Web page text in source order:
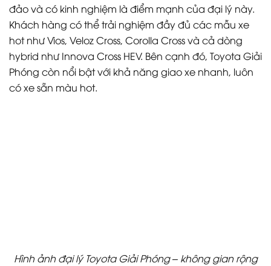
đảo và có kinh nghiệm là điểm mạnh của đại lý này.
Khách hàng có thể trải nghiệm đầy đủ các mẫu xe
hot như Vios, Veloz Cross, Corolla Cross và cả dòng
hybrid như Innova Cross HEV. Bên cạnh đó, Toyota Giải
Phóng còn nổi bật với khả năng giao xe nhanh, luôn
có xe sẵn màu hot.
Hình ảnh đại lý Toyota Giải Phóng – không gian rộng